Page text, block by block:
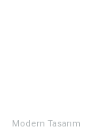
Modern Tasarım